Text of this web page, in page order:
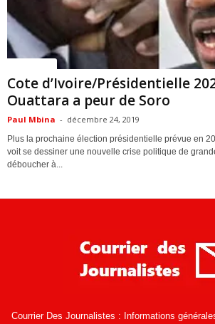
Cote d’Ivoire/Présidentielle
Ouattara a peur de Soro
Paul Mbina - décembre 24, 2019
Plus la prochaine élection présidentielle prévue en
voit se dessiner une nouvelle crise politique de
déboucher à...
Courrier Des Journalistes : Informations